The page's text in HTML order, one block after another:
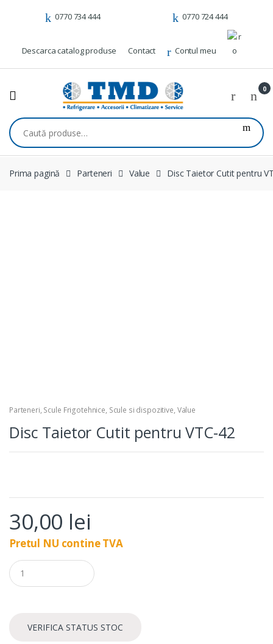
0770 734 444 0770 724 444
Descarca catalog produse Contact Contul meu
0
Caută după:
Prima pagină Parteneri Value Disc Taietor Cutit pentru
Parteneri, Scule Frigotehnice, Scule si dispozitive, Value
Disc Taietor Cutit pentru VTC-42
30,00 lei
Pretul NU contine TVA
Q
u
a
VERIFICA STATUS STOC